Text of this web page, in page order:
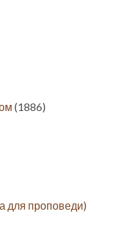
(1886)
для проповеди)